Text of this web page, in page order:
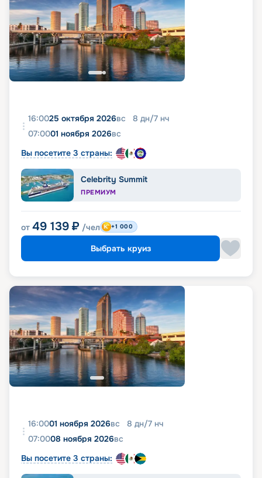
16:0025 октября 2026вс 8 дн/7 нч
07:0001 ноября 2026вс
Вы посетите 3 страны:
Celebrity Summit
ПРЕМИУМ
от 49 139 ₽ /чел +1 000
Выбрать круиз
16:0001 ноября 2026вс 8 дн/7 нч
07:0008 ноября 2026вс
Вы посетите 3 страны: